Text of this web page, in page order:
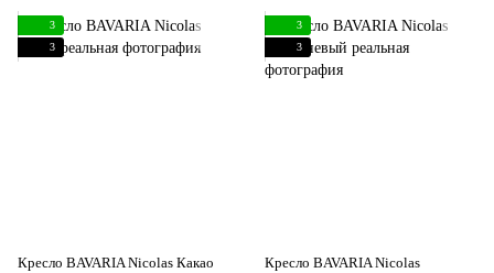
3
3
Кресло BAVARIA Nicolas Какао
3
3
Кресло BAVARIA Nicolas